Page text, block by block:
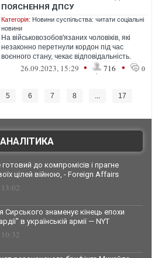
ПОЯСНЕННЯ ДПСУ
Категорія: Новини суспільства: читати соціальні
новини
На військовозобов'язаних чоловіків, які
незаконно перетнули кордон під час
воєнного стану, чекає відповідальність.
26.09.2023, 15:29 • 716 • 0
5 6 7 8 ... 17
АНАЛІТИКА
до компромісів і прагне
цілей війною, - Foreign Affairs
Сирського знаменує кінець епохи
в українській армії — NYT